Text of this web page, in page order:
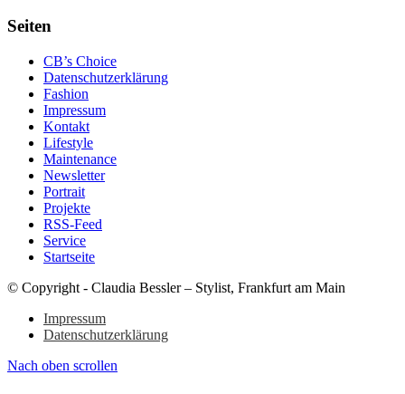
Seiten
CB’s Choice
Datenschutzerklärung
Fashion
Impressum
Kontakt
Lifestyle
Maintenance
Newsletter
Portrait
Projekte
RSS-Feed
Service
Startseite
© Copyright - Claudia Bessler – Stylist, Frankfurt am Main
Impressum
Datenschutzerklärung
Nach oben scrollen